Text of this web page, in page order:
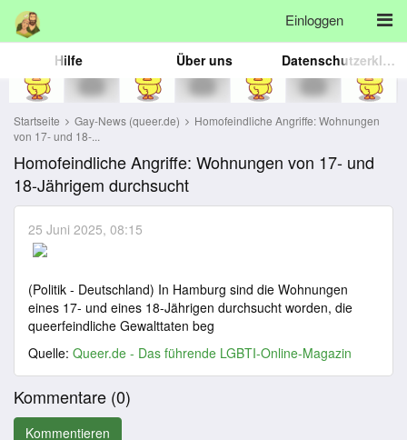
Einloggen
Hilfe Über uns Datenschutzerklärung
Startseite Gay-News (queer.de)
Homofeindliche Angriffe: Wohnungen
von 17- und 18-...
Homofeindliche Angriffe: Wohnungen von 17- und
18-Jährigem durchsucht
25 Juni 2025, 08:15
(Politik - Deutschland) In Hamburg sind die Wohnungen
eines 17- und eines 18-Jährigen durchsucht worden, die
queerfeindliche Gewalttaten beg
Quelle: Queer.de - Das führende LGBTI-Online-Magazin
Kommentare (0)